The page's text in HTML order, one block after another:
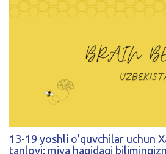
13-19 yoshli o’quvchilar uchun
tanlovi: miya haqidagi